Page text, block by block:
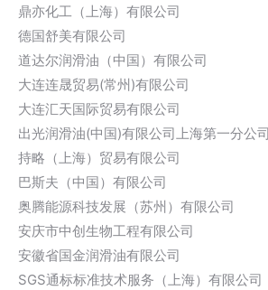
鼎亦化工（上海）有限公司
德国舒美有限公司
道达尔润滑油（中国）有限公司
大连连晟贸易(常州)有限公司
大连汇天国际贸易有限公司
出光润滑油(中国)有限公司上海第一分公司
持略（上海）贸易有限公司
巴斯夫（中国）有限公司
奥腾能源科技发展（苏州）有限公司
安庆市中创生物工程有限公司
安徽省国金润滑油有限公司
SGS通标标准技术服务（上海）有限公司